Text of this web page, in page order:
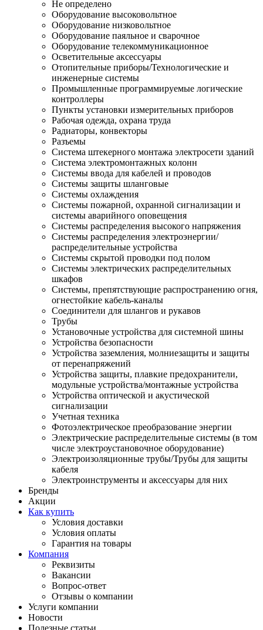
Не определено
Оборудование высоковольтное
Оборудование низковольтное
Оборудование паяльное и сварочное
Оборудование телекоммуникационное
Осветительные аксессуары
Отопительные приборы/Технологические и
инженерные системы
Промышленные программируемые логические
контроллеры
Пункты установки измерительных приборов
Рабочая одежда, охрана труда
Радиаторы, конвекторы
Разъемы
Система штекерного монтажа электросети зданий
Система электромонтажных колонн
Системы ввода для кабелей и проводов
Системы защиты шланговые
Системы охлаждения
Системы пожарной, охранной сигнализации и
системы аварийного оповещения
Системы распределения высокого напряжения
Системы распределения электроэнергии/
распределительные устройства
Системы скрытой проводки под полом
Системы электрических распределительных
шкафов
Системы, препятствующие распространению огня,
огнестойкие кабель-каналы
Соединители для шлангов и рукавов
Трубы
Установочные устройства для системной шины
Устройства безопасности
Устройства заземления, молниезащиты и защиты
от перенапряжений
Устройства защиты, плавкие предохранители,
модульные устройства/монтажные устройства
Устройства оптической и акустической
сигнализации
Учетная техника
Фотоэлектрическое преобразование энергии
Электрические распределительные системы (в том
числе электроустановочное оборудование)
Электроизоляционные трубы/Трубы для защиты
кабеля
Электроинструменты и аксессуары для них
Бренды
Акции
Как купить
Условия доставки
Условия оплаты
Гарантия на товары
Компания
Реквизиты
Вакансии
Вопрос-ответ
Отзывы о компании
Услуги компании
Новости
Полезные статьи